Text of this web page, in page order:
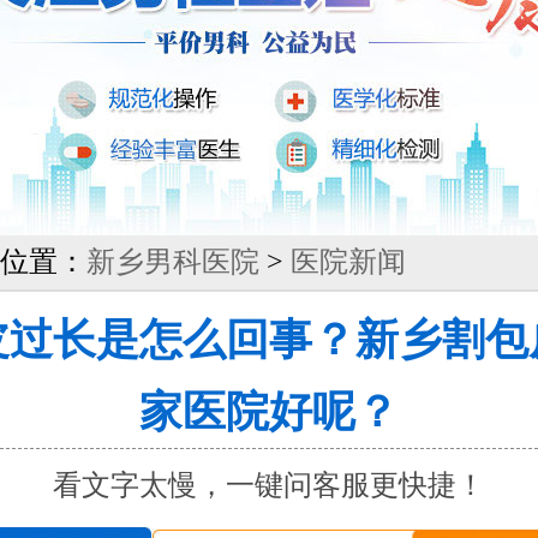
置： 新乡男科医院 > 医院新闻
长是怎么回事？新乡割
家医院好呢？
看文字太慢，一键问客服更快捷！